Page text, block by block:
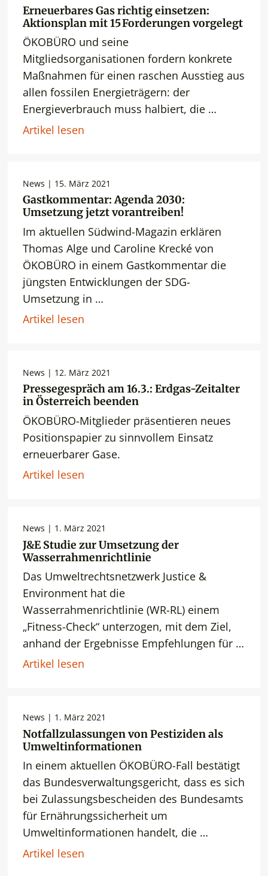
Erneuerbares Gas richtig einsetzen:
Aktionsplan mit 15 Forderungen vorgelegt
ÖKOBÜRO und seine
Mitgliedsorganisationen fordern konkrete
Maßnahmen für einen raschen Ausstieg aus
allen fossilen Energieträgern: der
Energieverbrauch muss halbiert, die …
Artikel lesen
News | 15. März 2021
Gastkommentar: Agenda 2030:
Umsetzung jetzt vorantreiben!
Im aktuellen Südwind-Magazin erklären
Thomas Alge und Caroline Krecké von
ÖKOBÜRO in einem Gastkommentar die
jüngsten Entwicklungen der SDG-
Umsetzung in …
Artikel lesen
News | 12. März 2021
Pressegespräch am 16.3.: Erdgas-Zeitalter
in Österreich beenden
ÖKOBÜRO-Mitglieder präsentieren neues
Positionspapier zu sinnvollem Einsatz
erneuerbarer Gase.
Artikel lesen
News | 1. März 2021
J&E Studie zur Umsetzung der
Wasserrahmenrichtlinie
Das Umweltrechtsnetzwerk Justice &
Environment hat die
Wasserrahmenrichtlinie (WR-RL) einem
„Fitness-Check“ unterzogen, mit dem Ziel,
anhand der Ergebnisse Empfehlungen für …
Artikel lesen
News | 1. März 2021
Notfallzulassungen von Pestiziden als
Umweltinformationen
In einem aktuellen ÖKOBÜRO-Fall bestätigt
das Bundesverwaltungsgericht, dass es sich
bei Zulassungsbescheiden des Bundesamts
für Ernährungssicherheit um
Umweltinformationen handelt, die …
Artikel lesen